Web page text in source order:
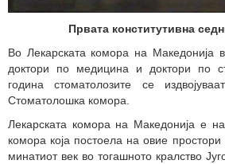
Првата конститутивна
Во Лекарската комора на Македонија
доктори по медицина и доктори по
година стоматолозите се
Стоматолошка комора.
Лекарската комора на Македонија е
комора која постоела на овие простори
минатиот век во тогашното кралство